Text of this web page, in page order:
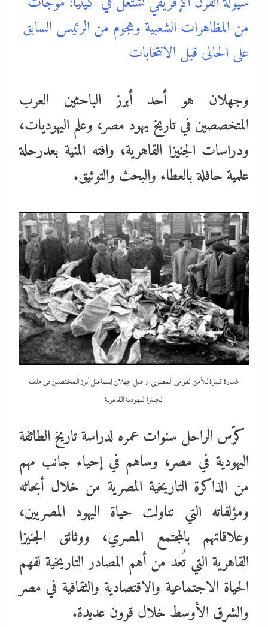
من المظاهرات الشعبية وهجوم من الرئيس السابق
على الحالى قبل الانتخابات
وجهلان هو أحد أبرز الباحثين العرب
المتخصصين في تاريخ يهود مصر، وعلم اليهوديات،
ودراسات الجنيزا القاهرية، وافته المنية بعدرحلة
علمية حافلة بالعطاء والبحث والتوثيق.
خسارة كبيرة للأمن القومى المصري: رحيل جهلان إسماعيل أبرز المختصين في ملف
الجينزا اليهودية القاهرية
كرّس الراحل سنوات عمره لدراسة تاريخ الطائفة
اليهودية في مصر، وساهم في إحياء جانب مهم
من الذاكرة التاريخية المصرية من خلال أبحاثه
ومؤلفاته التي تناولت حياة اليهود المصريين،
وعلاقاتهم بالمجتمع المصري، ووثائق الجنيزا
القاهرية التي تُعد من أهم المصادر التاريخية لفهم
الحياة الاجتماعية والاقتصادية والثقافية في مصر
والشرق الأوسط خلال قرون عديدة.